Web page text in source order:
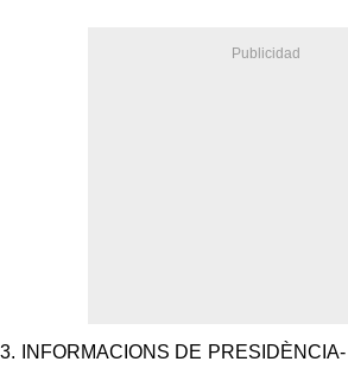
3. INFORMACIONS DE